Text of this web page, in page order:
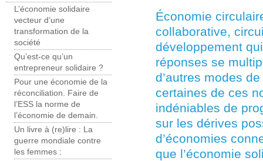
L’économie solidaire
vecteur d’une
transformation de la
société
Qu’est-ce qu’un
entrepreneur solidaire ?
Pour une économie de la
réconciliation. Faire de
l’ESS la norme de
l’économie de demain.
Un livre à (re)lire : La
guerre mondiale contre
les femmes :
Économie
collaborative,
développement
réponses se
d’autres modes
certaines de ces
indéniables de
sur les dérives
d’économies
que l’économie